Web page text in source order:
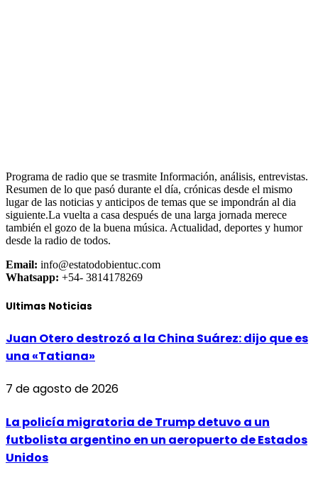
Programa de radio que se trasmite Información, análisis, entrevistas.
Resumen de lo que pasó durante el día, crónicas desde el mismo
lugar de las noticias y anticipos de temas que se impondrán al dia
siguiente.La vuelta a casa después de una larga jornada merece
también el gozo de la buena música. Actualidad, deportes y humor
desde la radio de todos.
Email: info@estatodobientuc.com
Whatsapp: +54- 3814178269
Ultimas Noticias
Juan Otero destrozó a la China Suárez: dijo que es
una «Tatiana»
7 de agosto de 2026
La policía migratoria de Trump detuvo a un
futbolista argentino en un aeropuerto de Estados
Unidos